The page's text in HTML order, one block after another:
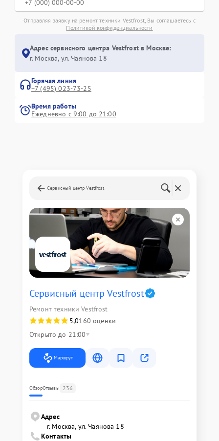
Отправляя заявку на ремонт техники Vestfrost, Вы соглашаетесь с
Политикой конфиденциальности
Адрес сервисного центра Vestfrost в Москве:
г. Москва, ул. Чаянова 18
Горячая линия
+7 (495) 023-73-25
Время работы
Ежедневно с 9:00 до 21:00
Сервисный центр Vestfrost
Сервисный центр Vestfrost
Ремонт техники Vestfrost
5,0160 оценки
Открыто до 21:00
Маршрут
ОбзорОтзывы 236
Адрес
г. Москва, ул. Чаянова 18
Контакты